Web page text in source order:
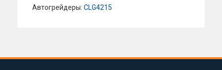
Автогрейдеры: CLG4215